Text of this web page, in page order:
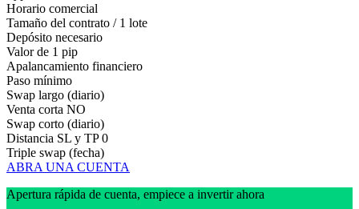
Horario comercial
Tamaño del contrato / 1 lote
Depósito necesario
Valor de 1 pip
Apalancamiento financiero
Paso mínimo
Swap largo (diario)
Venta corta NO
Swap corto (diario)
Distancia SL y TP 0
Triple swap (fecha)
ABRA UNA CUENTA
Apertura rápida de cuenta, empiece a invertir ahora